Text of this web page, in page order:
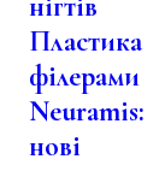
Пластика
філерами
Neuramis:
нові